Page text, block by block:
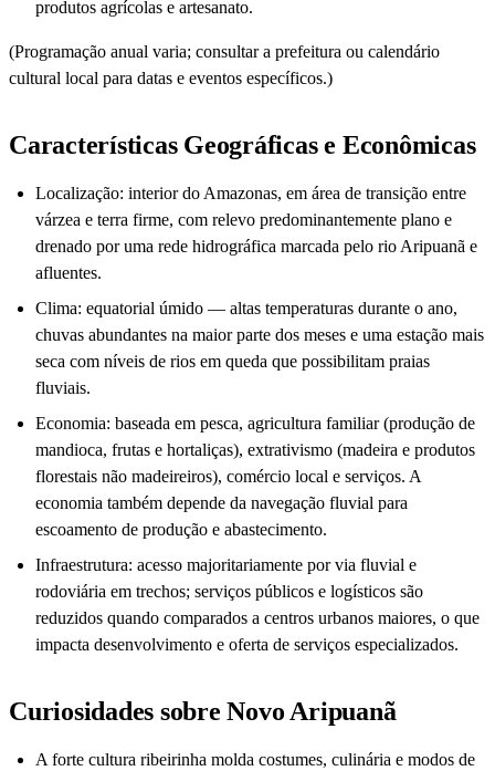
produtos agrícolas e artesanato.
(Programação anual varia; consultar a prefeitura ou calendário
cultural local para datas e eventos específicos.)
Características Geográficas e Econômicas
Localização: interior do Amazonas, em área de transição entre
várzea e terra firme, com relevo predominantemente plano e
drenado por uma rede hidrográfica marcada pelo rio Aripuanã e
afluentes.
Clima: equatorial úmido — altas temperaturas durante o ano,
chuvas abundantes na maior parte dos meses e uma estação mais
seca com níveis de rios em queda que possibilitam praias
fluviais.
Economia: baseada em pesca, agricultura familiar (produção de
mandioca, frutas e hortaliças), extrativismo (madeira e produtos
florestais não madeireiros), comércio local e serviços. A
economia também depende da navegação fluvial para
escoamento de produção e abastecimento.
Infraestrutura: acesso majoritariamente por via fluvial e
rodoviária em trechos; serviços públicos e logísticos são
reduzidos quando comparados a centros urbanos maiores, o que
impacta desenvolvimento e oferta de serviços especializados.
Curiosidades sobre Novo Aripuanã
A forte cultura ribeirinha molda costumes, culinária e modos de